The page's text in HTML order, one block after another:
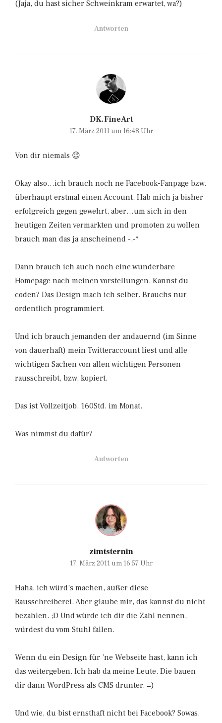
(Jaja, du hast sicher Schweinkram erwartet, wa?)
Antworten
DK.FineArt
17. März 2011 um 16:48 Uhr
Von dir niemals 😉
Okay also…ich brauch noch ne Facebook-Fanpage bzw.
überhaupt erstmal einen Account. Hab mich ja bisher
erfolgreich gegen gewehrt, aber…um sich in den
heutigen Zeiten vermarkten und promoten zu wollen
brauch man das ja anscheinend -.-*
Dann brauch ich auch noch eine wunderbare
Homepage nach meinen vorstellungen. Kannst du
coden? Das Design mach ich selber. Brauchs nur
ordentlich programmiert.
Und ich brauch jemanden der andauernd (im Sinne
von dauerhaft) mein Twitteraccount liest und alle
wichtigen Sachen von allen wichtigen Personen
rausschreibt, bzw. kopiert.
Das ist Vollzeitjob. 160Std. im Monat.
Was nimmst du dafür?
Antworten
zimtsternin
17. März 2011 um 16:57 Uhr
Haha, ich würd’s machen, außer diese
Rausschreiberei. Aber glaube mir, das kannst du nicht
bezahlen. ;D Und würde ich dir die Zahl nennen,
würdest du vom Stuhl fallen.
Wenn du ein Design für ’ne Webseite hast, kann ich
das weitergeben. Ich hab da meine Leute. Die bauen
dir dann WordPress als CMS drunter. =)
Und wie, du bist ernsthaft nicht bei Facebook? Sowas.